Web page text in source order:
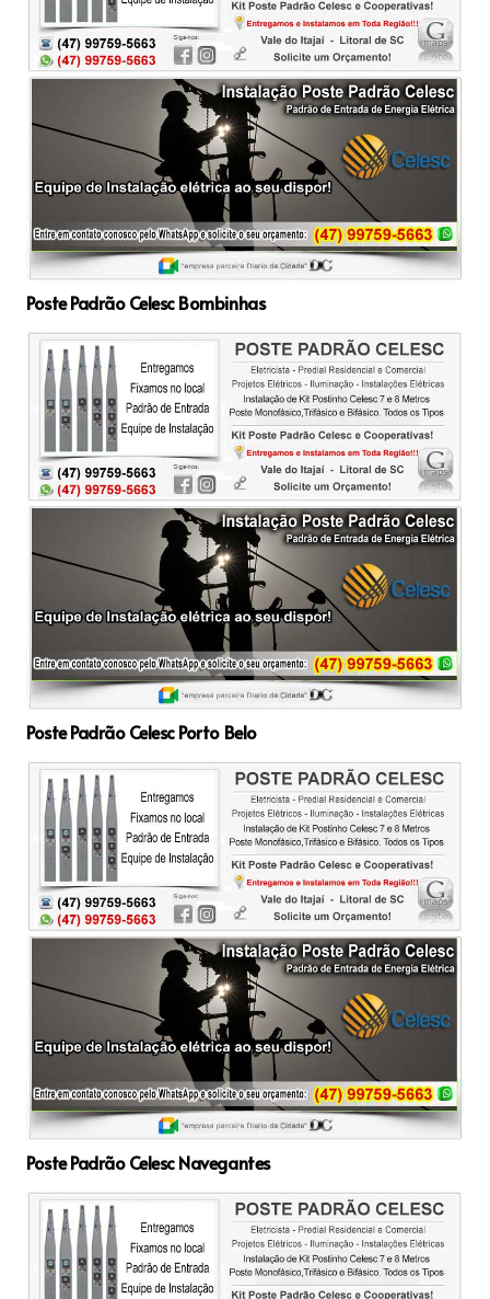
Poste Padrão Celesc Bombinhas
Poste Padrão Celesc Porto Belo
Poste Padrão Celesc Navegantes